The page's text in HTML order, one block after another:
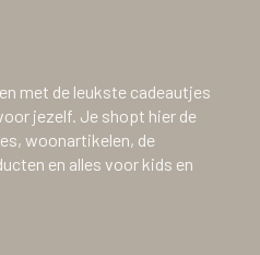
met de leukste cadeautjes
jezelf. Je shopt hier de
woonartikelen, de
en alles voor kids en